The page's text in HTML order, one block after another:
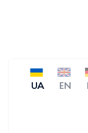
UA EN